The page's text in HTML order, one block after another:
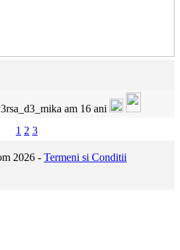
am 16 ani
1 2 3
2026 - Termeni si Conditii